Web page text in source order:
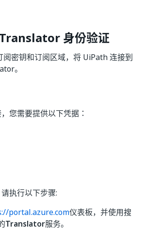
身份验证
密钥和订阅区域，将 UiPath 连接到
。
您需要提供以下凭据：
执行以下步骤:
portal.azure.com仪表板，并使用搜
Translator服务。